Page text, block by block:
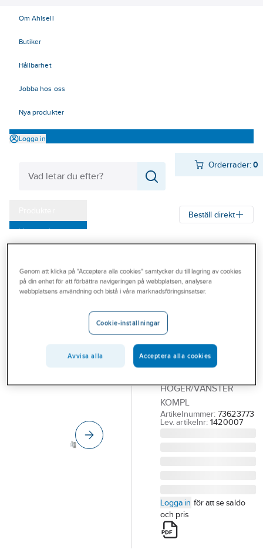
Om Ahlsell
Butiker
Hållbarhet
Jobba hos oss
Nya produkter
Logga in
Orderrader:0
Varumärken
Outlet
Branscher
Beställ direkt
Fönstergångjärn
Aluminium 3-
delat
FÖNSTERGÅNGGJ KPL
3-DELAT ALUM + 2
HÖGER/VÄNSTER
KOMPL
Artikelnummer: 73623773
Lev. artikelnr: 1420007
Logga in för att se saldo
och pris
Genom att klicka på "Acceptera alla cookies" samtycker du till lagring av cookies
på din enhet för att förbättra navigeringen på webbplatsen, analysera
webbplatsens användning och bistå i våra marknadsföringsinsatser.
Cookie-inställningar
Avvisa alla Acceptera alla cookies